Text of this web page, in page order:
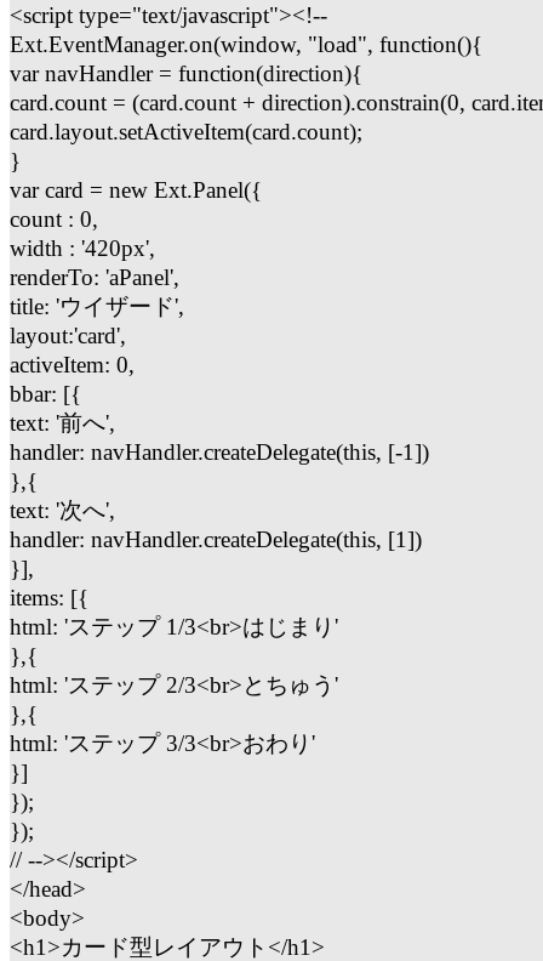
<script type="text/javascript"><!--
Ext.EventManager.on(window, "load", function(){
var navHandler = function(direction){
card.count = (card.count + direction).constrain(0,
card.layout.setActiveItem(card.count);
}
var card = new Ext.Panel({
count : 0,
width : '420px',
renderTo: 'aPanel',
title: 'ウイザード',
layout:'card',
activeItem: 0,
bbar: [{
text: '前へ',
handler: navHandler.createDelegate(this, [-1])
},{
text: '次へ',
handler: navHandler.createDelegate(this, [1])
}],
items: [{
html: 'ステップ 1/3<br>はじまり'
},{
html: 'ステップ 2/3<br>とちゅう'
},{
html: 'ステップ 3/3<br>おわり'
}]
});
});
// --></script>
</head>
<body>
<h1>カード型レイアウト</h1>